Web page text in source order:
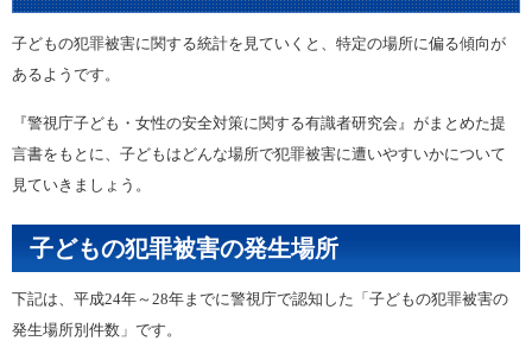
子どもの犯罪被害に関する統計を見ていくと、特定の場所に偏る傾向が
あるようです。
『警視庁子ども・女性の安全対策に関する有識者研究会』がまとめた提
言書をもとに、子どもはどんな場所で犯罪被害に遭いやすいかについて
見ていきましょう。
子どもの犯罪被害の発生場所
下記は、平成24年～28年までに警視庁で認知した「子どもの犯罪被害の
発生場所別件数」です。